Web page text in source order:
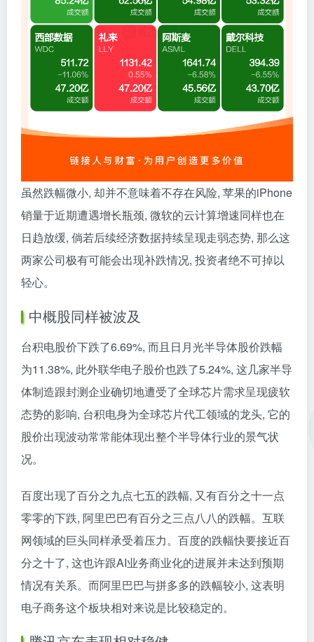
虽然跌幅微小, 却并不意味着不存在风险, 苹果的iPhone
销量于近期遭遇增长瓶颈, 微软的云计算增速同样也在
日趋放缓, 倘若后续经济数据持续呈现走弱态势, 那么这
两家公司极有可能会出现补跌情况, 投资者绝不可掉以
轻心。
中概股同样被波及
台积电股价下跌了6.69%, 而且日月光半导体股价跌幅
为11.38%, 此外联华电子股价也跌了5.24%, 这几家半导
体制造跟封测企业确切地遭受了全球芯片需求呈现疲软
态势的影响, 台积电身为全球芯片代工领域的龙头, 它的
股价出现波动常常能体现出整个半导体行业的景气状
况。
百度出现了百分之九点七五的跌幅, 又有百分之十一点
零零的下跌, 阿里巴巴有百分之三点八八的跌幅。互联
网领域的巨头同样承受着压力。百度的跌幅快要接近百
分之十了, 这也许跟AI业务商业化的进展并未达到预期
情况有关系。而阿里巴巴与拼多多的跌幅较小, 这表明
电子商务这个板块相对来说是比较稳定的。